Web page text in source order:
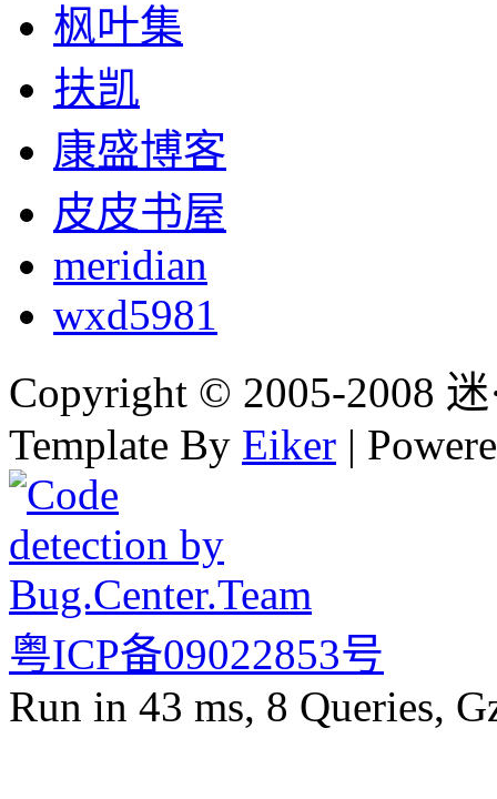
枫叶集
扶凯
康盛博客
皮皮书屋
meridian
wxd5981
Copyright © 2005-2008
Template By Eiker |
粤ICP备09022853号
Run in 43 ms, 8 Queries,